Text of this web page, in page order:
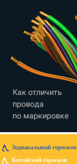
Зодиакальный гороскоп
Китайский гороскоп